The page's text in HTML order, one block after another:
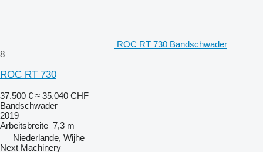
ROC RT 730 Bandschwader
8
ROC RT 730
37.500 € ≈ 35.040 CHF
Bandschwader
2019
Arbeitsbreite 7,3 m
Niederlande, Wijhe
Next Machinery